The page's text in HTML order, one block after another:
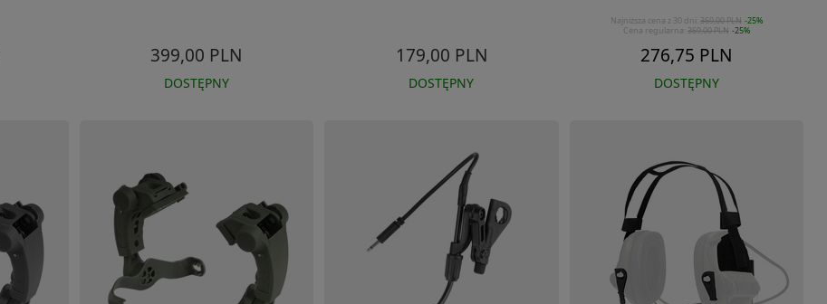
399,00 PLN
DOSTĘPNY
179,00 PLN
DOSTĘPNY
276,75 PLN
Najniższa cena z 30 dni: 369,00 PLN -25%
Cena regularna: 369,00 PLN -25%
DOSTĘPNY